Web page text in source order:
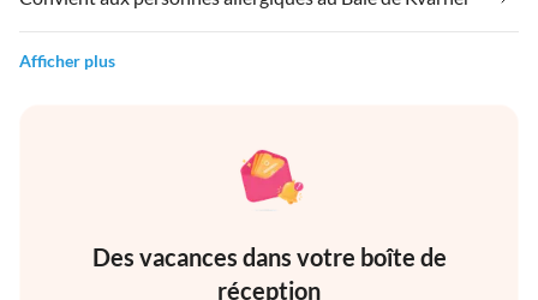
Afficher plus
Des vacances dans votre boîte de
réception